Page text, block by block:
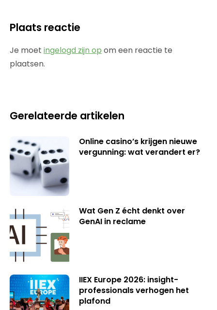
Plaats reactie
Je moet ingelogd zijn op om een reactie te
plaatsen.
Gerelateerde artikelen
Online casino’s krijgen nieuwe
vergunning: wat verandert er?
Wat Gen Z écht denkt over
GenAI in reclame
IIEX Europe 2026: insight-
professionals verhogen het
plafond